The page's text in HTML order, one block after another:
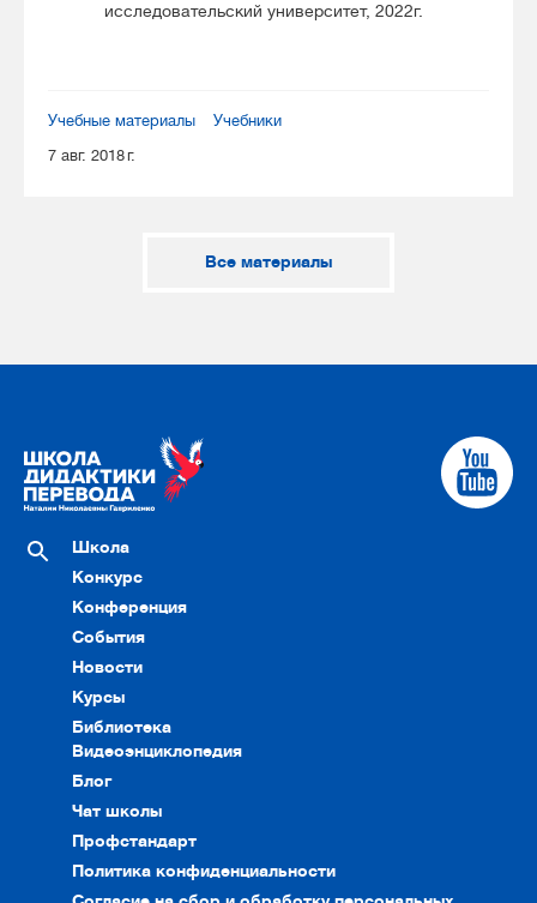
исследовательский университет, 2022г.
Учебные материалы
Учебники
7 авг. 2018 г.
Все материалы
Школа
Конкурс
Конференция
События
Новости
Курсы
Библиотека
Видеоэнциклопедия
Блог
Чат школы
Профстандарт
Политика конфиденциальности